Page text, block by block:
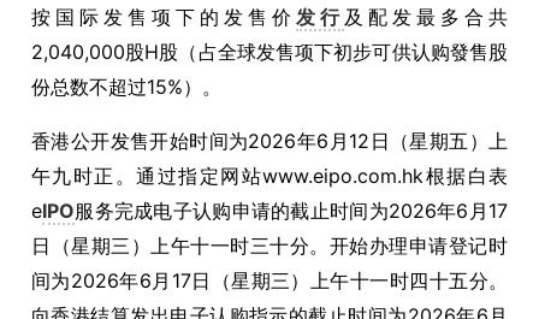
按国际发售项下的发售价 发行 及配发最多合共
2,040,000股H股（占全球发售项下初步可供认购發售股
份总数不超过15%）。
香港公开发售开始时间为2026年6月12日（星期五）上
午九时正。通过指定网站www.eipo.com.hk根据白表
eIPO服务完成电子认购申请的截止时间为2026年6月17
日（星期三）上午十一时三十分。开始办理申请登记时
间为2026年6月17日（星期三）上午十一时四十五分。